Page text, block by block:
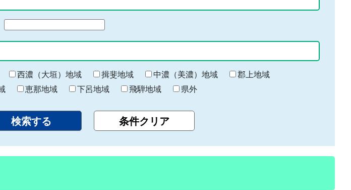
終
わ
り
西濃（大垣）地域 揖斐地域 中濃（美濃）地域
郡上地域
恵那地域 下呂地域 飛騨地域 県外